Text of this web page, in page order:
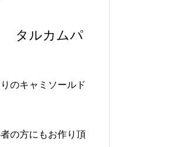
タルカムパ
のキャミソールド
の方にもお作り頂